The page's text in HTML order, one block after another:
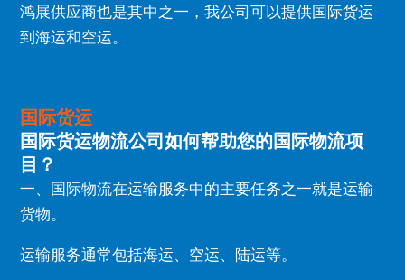
鸿展供应商也是其中之一，我公司可以提供国际货运
到海运和空运。
国际货运
国际货运物流公司如何帮助您的国际物流项
目？
一、国际物流在运输服务中的主要任务之一就是运输
货物。
运输服务通常包括海运、空运、陆运等。